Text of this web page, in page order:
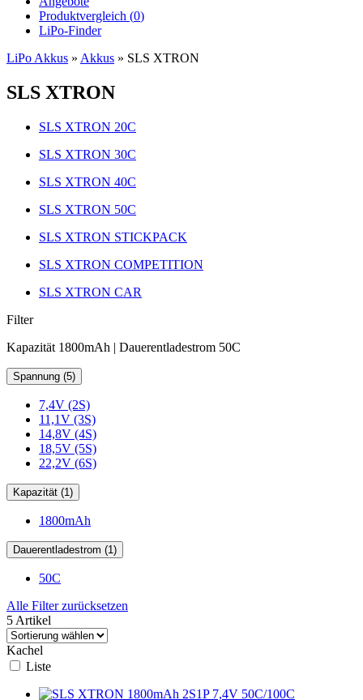
Produktvergleich (0)
LiPo-Finder
LiPo Akkus » Akkus » SLS XTRON
SLS XTRON
SLS XTRON 20C
SLS XTRON 30C
SLS XTRON 40C
SLS XTRON 50C
SLS XTRON STICKPACK
SLS XTRON COMPETITION
SLS XTRON CAR
Filter
Kapazität 1800mAh | Dauerentladestrom 50C
Spannung (5)
7,4V (2S)
11,1V (3S)
14,8V (4S)
18,5V (5S)
22,2V (6S)
Kapazität (1)
1800mAh
Dauerentladestrom (1)
50C
Alle Filter zurücksetzen
5 Artikel
Kachel
Liste